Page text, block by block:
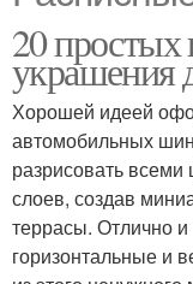
20
украшения
Хорошей идеей
автомобильных
разрисовать всеми
слоев, создав
террасы. Отлично
горизонтальные и